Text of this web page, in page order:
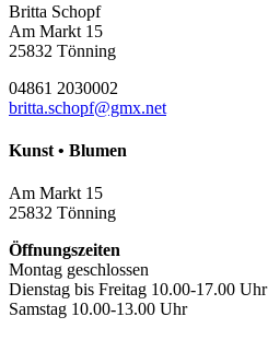
Britta Schopf
Am Markt 15
25832 Tönning
04861 2030002
britta.schopf@gmx.net
Kunst • Blumen
Am Markt 15
25832 Tönning
Öffnungszeiten
Montag geschlossen
Dienstag bis Freitag 10.00-17.00 Uhr
Samstag 10.00-13.00 Uhr